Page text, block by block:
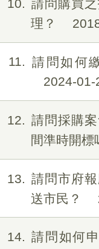
10
請問購買
理？
11
請問如何
2024-01-
12
請問採購
間準時開標
13
請問市府
送市民？
14
請問如何